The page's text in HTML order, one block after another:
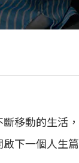
移動的生活
下一個人生